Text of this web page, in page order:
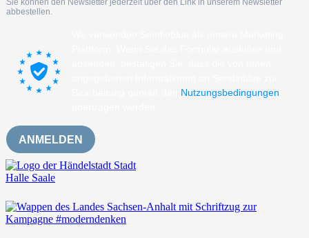
Sie können den Newsletter jederzeit über den Link in unserem Newsletter
abbestellen.
Nutzungsbedingungen
ANMELDEN